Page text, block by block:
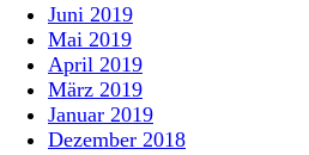
Juni 2019
Mai 2019
April 2019
März 2019
Januar 2019
Dezember 2018